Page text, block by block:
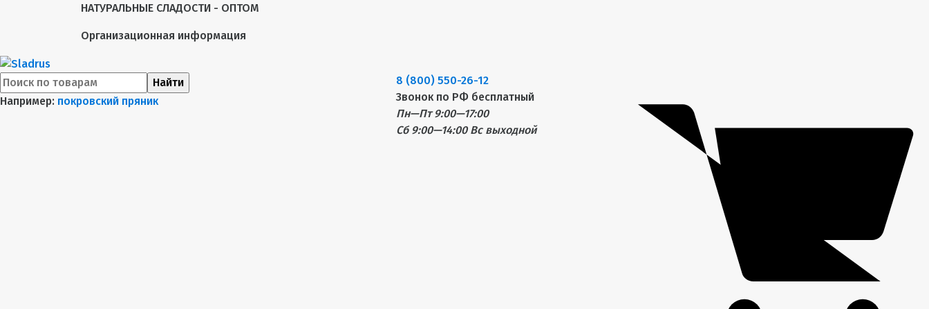
НАТУРАЛЬНЫЕ СЛАДОСТИ - ОПТОМ
Организационная информация
Найти
Например: покровский пряник
8 (800) 550-26-12
Звонок по РФ бесплатный
Пн—Пт 9:00—17:00
Сб 9:00—14:00 Вс выходной